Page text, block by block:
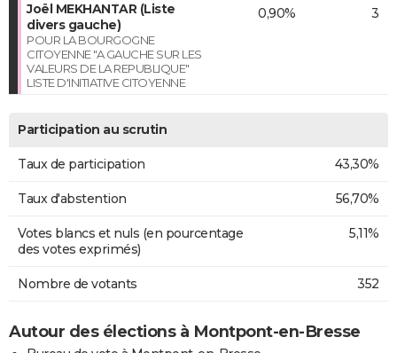
Joël MEKHANTAR (Liste
divers gauche)
POUR LA BOURGOGNE
CITOYENNE "A GAUCHE SUR LES
VALEURS DE LA REPUBLIQUE"
LISTE D'INITIATIVE CITOYENNE
0,90% 3
Participation au scrutin
Taux de participation 43,30%
Taux d'abstention 56,70%
Votes blancs et nuls (en pourcentage
des votes exprimés)
5,11%
Nombre de votants 352
Autour des élections à Montpont-en-Bresse